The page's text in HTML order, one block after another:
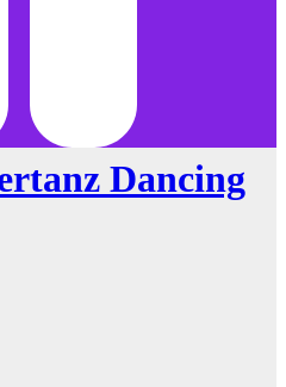
Dancing